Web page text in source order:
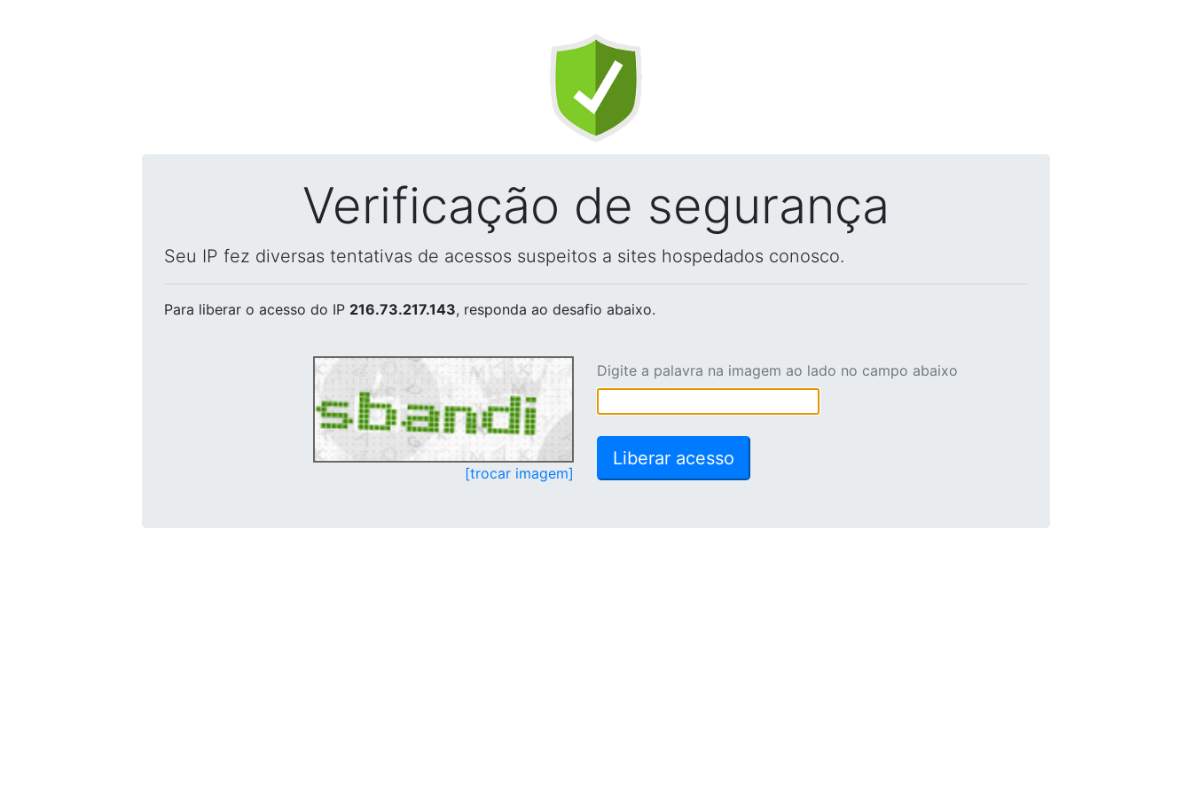
Verificação de segurança
Seu IP fez diversas tentativas de acessos suspeitos a sites hospedados conosco.
Para liberar o acesso do IP 216.73.217.143, responda ao desafio abaixo.
[trocar imagem]
Digite a palavra na imagem ao lado no campo abaixo